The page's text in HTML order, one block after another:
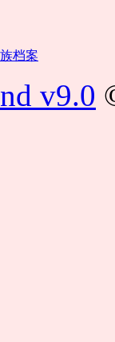
档案
v9.0